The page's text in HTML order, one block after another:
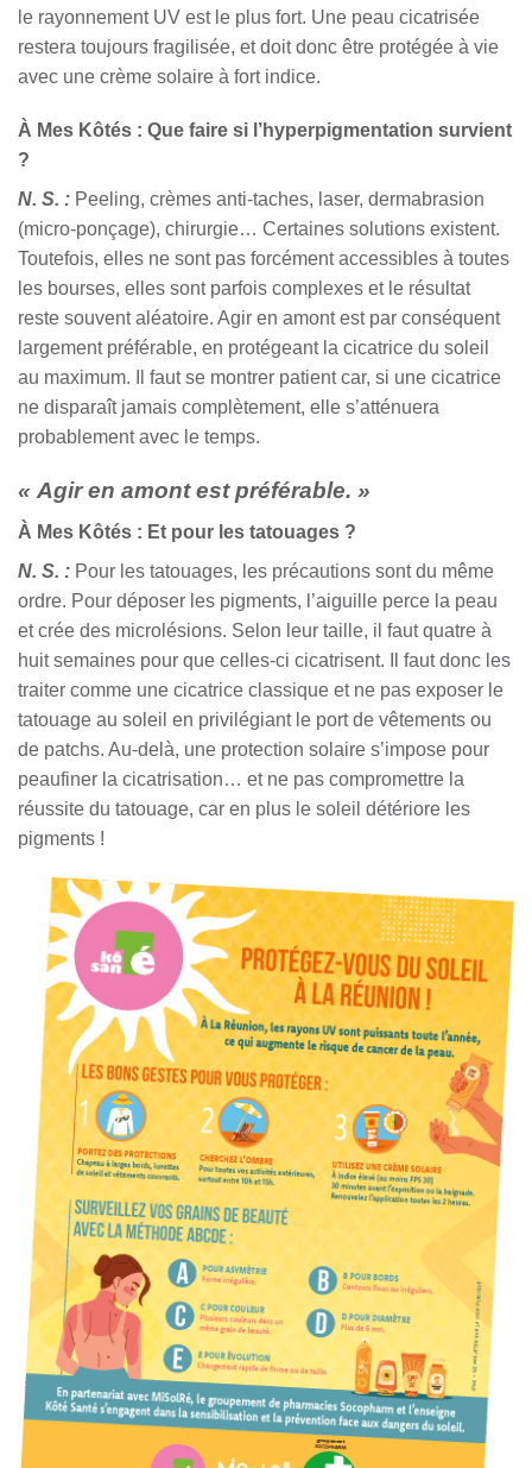
le rayonnement UV est le plus fort. Une peau cicatrisée
restera toujours fragilisée, et doit donc être protégée à vie
avec une crème solaire à fort indice.
À Mes Kôtés : Que faire si l’hyperpigmentation survient
?
N. S. : Peeling, crèmes anti-taches, laser, dermabrasion
(micro-ponçage), chirurgie… Certaines solutions existent.
Toutefois, elles ne sont pas forcément accessibles à toutes
les bourses, elles sont parfois complexes et le résultat
reste souvent aléatoire. Agir en amont est par conséquent
largement préférable, en protégeant la cicatrice du soleil
au maximum. Il faut se montrer patient car, si une cicatrice
ne disparaît jamais complètement, elle s’atténuera
probablement avec le temps.
« Agir en amont est préférable. »
À Mes Kôtés : Et pour les tatouages ?
N. S. : Pour les tatouages, les précautions sont du même
ordre. Pour déposer les pigments, l’aiguille perce la peau
et crée des microlésions. Selon leur taille, il faut quatre à
huit semaines pour que celles-ci cicatrisent. Il faut donc les
traiter comme une cicatrice classique et ne pas exposer le
tatouage au soleil en privilégiant le port de vêtements ou
de patchs. Au-delà, une protection solaire s’impose pour
peaufiner la cicatrisation… et ne pas compromettre la
réussite du tatouage, car en plus le soleil détériore les
pigments !